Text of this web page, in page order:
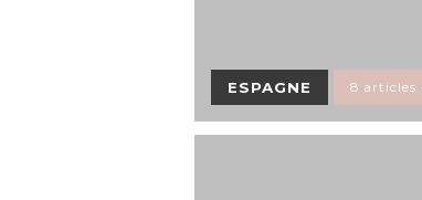
ESPAGNE 8 articles